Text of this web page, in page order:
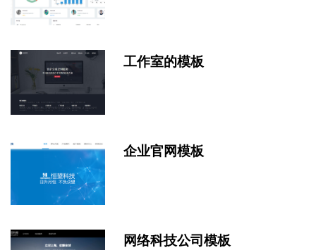
工作室的模板
企业官网模板
网络科技公司模板